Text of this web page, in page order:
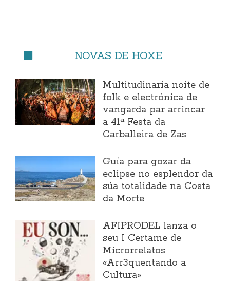
NOVAS DE HOXE
Multitudinaria noite de
folk e electrónica de
vangarda par arrincar
a 41ª Festa da
Carballeira de Zas
Guía para gozar da
eclipse no esplendor da
súa totalidade na Costa
da Morte
AFIPRODEL lanza o
seu I Certame de
Microrrelatos
«Arr3quentando a
Cultura»